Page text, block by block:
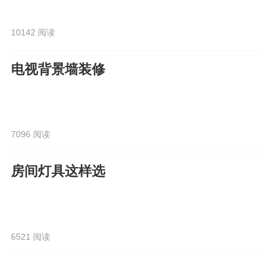
10142 阅读
电视背景墙装修
7096 阅读
房间灯具这样选
6521 阅读